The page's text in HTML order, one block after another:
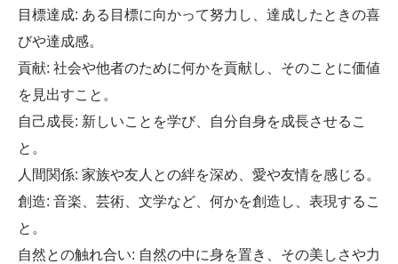
目標達成: ある目標に向かって努力し、達成したときの喜
びや達成感。
貢献: 社会や他者のために何かを貢献し、そのことに価値
を見出すこと。
自己成長: 新しいことを学び、自分自身を成長させるこ
と。
人間関係: 家族や友人との絆を深め、愛や友情を感じる。
創造: 音楽、芸術、文学など、何かを創造し、表現するこ
と。
自然との触れ合い: 自然の中に身を置き、その美しさや力